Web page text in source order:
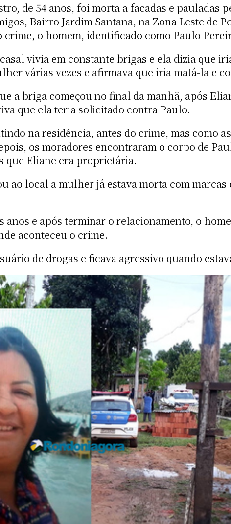
de 54 anos, foi morta a facadas e pauladas
Bairro Jardim Santana, na Zona Leste de
o homem, identificado como Paulo
vivia em constante brigas e ela dizia que
várias vezes e afirmava que iria matá-la e
a briga começou no final da manhã, após
que ela teria solicitado contra Paulo.
na residência, antes do crime, mas como
os moradores encontraram o corpo de
que Eliane era proprietária.
ao local a mulher já estava morta com marcas
anos e após terminar o relacionamento, o
aconteceu o crime.
de drogas e ficava agressivo quando